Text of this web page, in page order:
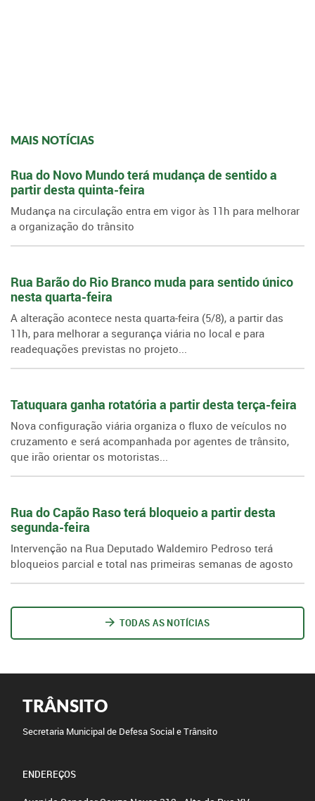
MAIS NOTÍCIAS
Rua do Novo Mundo terá mudança de sentido a
partir desta quinta-feira
Mudança na circulação entra em vigor às 11h para melhorar
a organização do trânsito
Rua Barão do Rio Branco muda para sentido único
nesta quarta-feira
A alteração acontece nesta quarta-feira (5/8), a partir das
11h, para melhorar a segurança viária no local e para
readequações previstas no projeto...
Tatuquara ganha rotatória a partir desta terça-feira
Nova configuração viária organiza o fluxo de veículos no
cruzamento e será acompanhada por agentes de trânsito,
que irão orientar os motoristas...
Rua do Capão Raso terá bloqueio a partir desta
segunda-feira
Intervenção na Rua Deputado Waldemiro Pedroso terá
bloqueios parcial e total nas primeiras semanas de agosto
TODAS AS NOTÍCIAS
TRÂNSITO
Secretaria Municipal de Defesa Social e Trânsito
ENDEREÇOS